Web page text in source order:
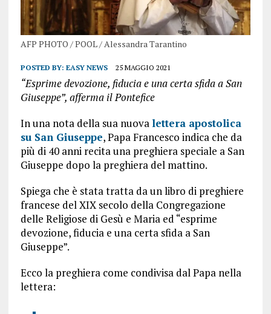
AFP PHOTO / POOL / Alessandra Tarantino
POSTED BY: EASY NEWS 25 MAGGIO 2021
“Esprime devozione, fiducia e una certa sfida a San
Giuseppe”, afferma il Pontefice
In una nota della sua nuovalettera apostolica
su San Giuseppe, Papa Francesco indica che da
più di 40 anni recita una preghiera speciale a San
Giuseppe dopo la preghiera del mattino.
Spiega che è stata tratta da un libro di preghiere
francese del XIX secolo della Congregazione
delle Religiose di Gesù e Maria ed “esprime
devozione, fiducia e una certa sfida a San
Giuseppe”.
Ecco la preghiera come condivisa dal Papa nella
lettera: